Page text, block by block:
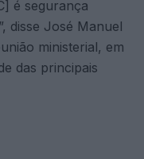
é segurança
disse José Manuel
ministerial, em
das principais